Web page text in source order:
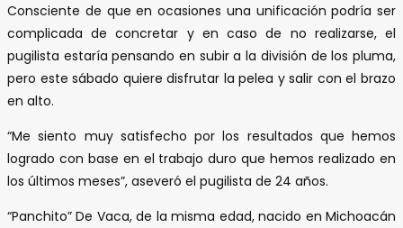
Consciente de que en ocasiones una unificación podría ser
complicada de concretar y en caso de no realizarse, el
pugilista estaría pensando en subir a la división de los pluma,
pero este sábado quiere disfrutar la pelea y salir con el brazo
en alto.
“Me siento muy satisfecho por los resultados que hemos
logrado con base en el trabajo duro que hemos realizado en
los últimos meses”, aseveró el pugilista de 24 años.
“Panchito” De Vaca, de la misma edad, nacido en Michoacán